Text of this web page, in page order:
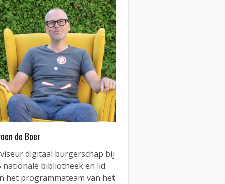
de Boer
digitaal burgerschap bij
nationale bibliotheek en lid
het programmateam van het